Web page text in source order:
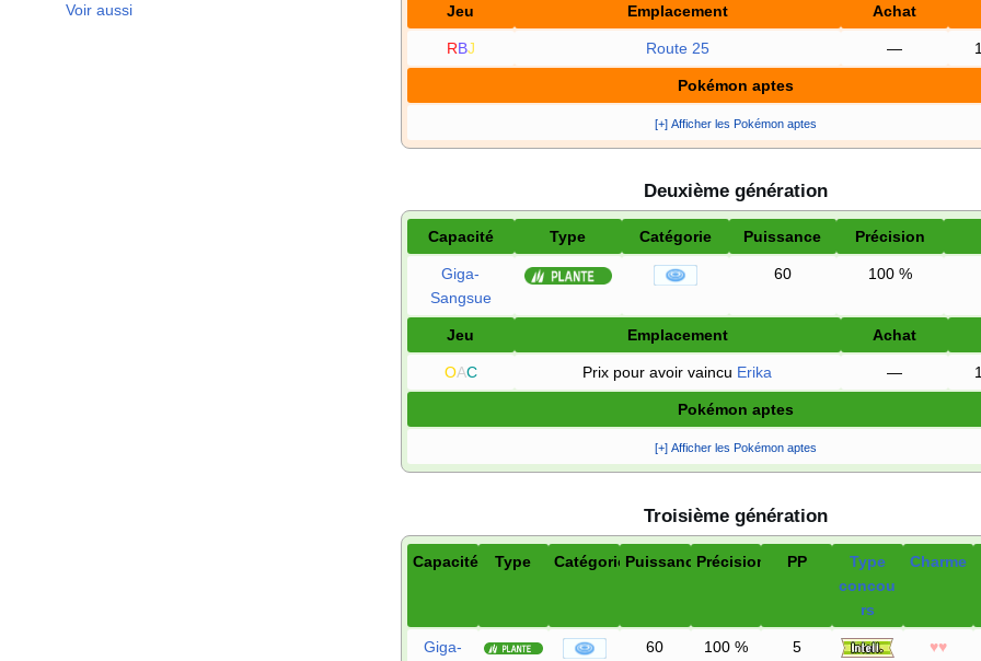
Voir aussi
Jeu Emplacement Achat
RBJ Route 25 —
Pokémon aptes
[+] Afficher les Pokémon aptes
Deuxième génération
Capacité Type Catégorie Puissance Précision
Giga-
Sangsue
60 100 %
Jeu Emplacement Achat
OAC Prix pour avoir vaincu Erika —
Pokémon aptes
[+] Afficher les Pokémon aptes
Troisième génération
Capacité Type CatégoriePuissancePrécision PP
Type
concou
rs
Charme
Giga-
60 100 % 5 ♥♥